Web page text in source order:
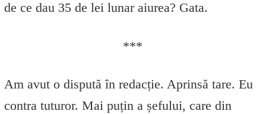
de ce dau 35 de lei lunar aiurea? Gata.
***
Am avut o dispută în redacție. Aprinsă tare. Eu
contra tuturor. Mai puțin a șefului, care din